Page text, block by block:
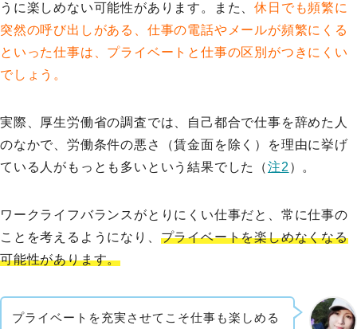
うに楽しめない可能性があります。また、休日でも頻繁に
突然の呼び出しがある、仕事の電話やメールが頻繁にくる
といった仕事は、プライベートと仕事の区別がつきにくい
でしょう。
実際、厚生労働省の調査では、自己都合で仕事を辞めた人
のなかで、労働条件の悪さ（賃金面を除く）を理由に挙げ
ている人がもっとも多いという結果でした（注2 ）。
ワークライフバランスがとりにくい仕事だと、常に仕事の
ことを考えるようになり、 プライベートを楽しめなくなる
可能性があります。
プライベートを充実させてこそ仕事も楽しめる